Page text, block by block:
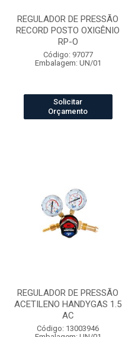
REGULADOR DE PRESSÃO
RECORD POSTO OXIGÊNIO
RP-O
Código: 97077
Embalagem: UN/01
Solicitar
Orçamento
REGULADOR DE PRESSÃO
ACETILENO HANDYGAS 1.5
AC
Código: 13003946